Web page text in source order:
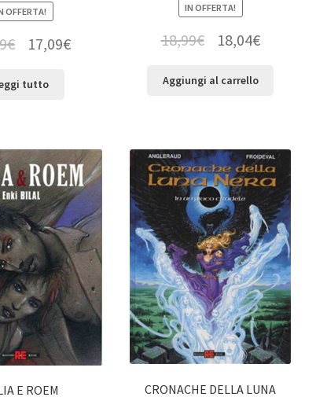
OFFERTA!
€ 17,09€
tutto
IN OFFERTA!
18,99€ 18,04€
Aggiungi al carrello
E ROEM
CRONACHE DELLA LUNA